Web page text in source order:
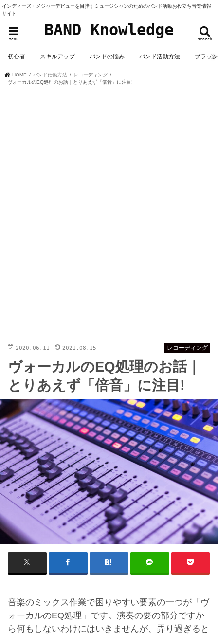
インディーズ・メジャーデビューを目指すミュージシャンのためのバンド活動お役立ち音楽情報
サイト
BAND Knowledge
search
menu
初心者 スキルアップ バンドの悩み バンド活動方法 ブラッ
HOME バンド活動方法
レコーディング
ヴォーカルのEQ処理のお話｜とりあえず「倍音」に注目!
レコーディング
2020.06.11 2021.08.15
ヴォーカルのEQ処理のお話｜
とりあえず「倍音」に注目!
音楽のミックス作業で困りやすい要素の一つが「ヴ
ォーカルのEQ処理」です。演奏の要の部分ですか
ら何もしないわけにはいきませんが、弄り過ぎると